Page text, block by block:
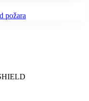
požara